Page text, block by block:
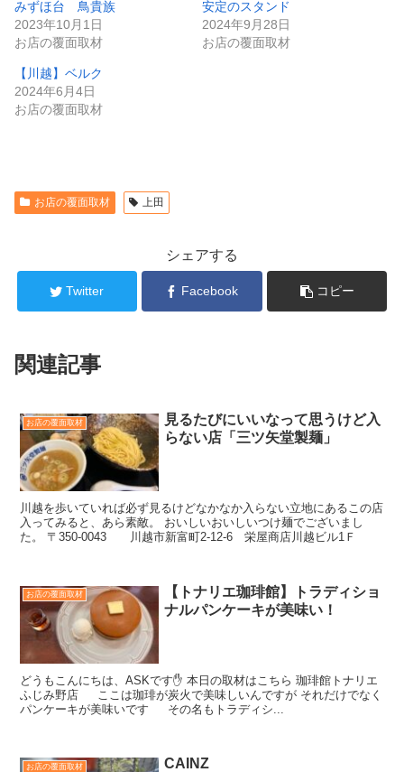
みずほ台 鳥貴族
2023年10月1日
お店の覆面取材
安定のスタンド
2024年9月28日
お店の覆面取材
【川越】ベルク
2024年6月4日
お店の覆面取材
お店の覆面取材 上田
シェアする
Twitter Facebook コピー
関連記事
お店の覆面取材
見るたびにいいなって思うけど入
らない店「三ツ矢堂製麺」
川越を歩いていれば必ず見るけどなかなか入らない立地にあるこの店
入ってみると、あら素敵。 おいしいおいしいつけ麺でございまし
た。 〒350-0043 川越市新富町2-12-6 栄屋商店川越ビル1Ｆ
お店の覆面取材
【トナリエ珈琲館】トラディショ
ナルパンケーキが美味い！
どうもこんにちは、ASKです✋️ 本日の取材はこちら 珈琲館トナリエ
ふじみ野店 ここは珈琲が炭火で美味しいんですが それだけでなく
パンケーキが美味いです その名もトラディシ...
お店の覆面取材 CAINZ